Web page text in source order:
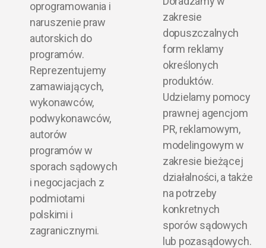
oprogramowania i
naruszenie praw
autorskich do
programów.
Reprezentujemy
zamawiających,
wykonawców,
podwykonawców,
autorów
programów w
sporach sądowych
i negocjacjach z
podmiotami
polskimi i
zagranicznymi.
zakresie
dopuszczalnych
form reklamy
określonych
produktów.
Udzielamy pomocy
prawnej agencjom
PR, reklamowym,
modelingowym w
zakresie bieżącej
działalności, a także
na potrzeby
konkretnych
sporów sądowych
lub pozasądowych.